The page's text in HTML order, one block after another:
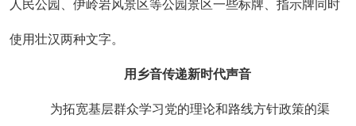
人民公园、伊岭岩风景区等公园景区一些标牌、指示牌同时
使用壮汉两种文字。
用乡音传递新时代声音
为拓宽基层群众学习党的理论和路线方针政策的渠